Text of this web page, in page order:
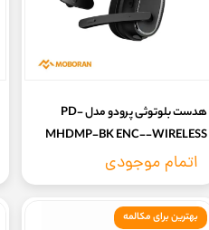
هدست بلوتوثی پرودو مدل PD-
MHDMP-BK ENC--WIRELESS
اتمام موجودی
بهترین برای مکالمه